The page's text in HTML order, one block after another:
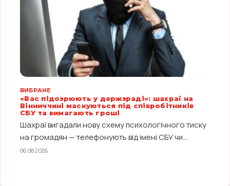
ВИБРАНЕ
«Вас підозрюють у держзраді»: шахраї на
Вінниччині маскуються під співробітників
СБУ та вимагають гроші
Шахраї вигадали нову схему психологічного тиску
на громадян — телефонують від імені СБУ чи...
06.08.2026